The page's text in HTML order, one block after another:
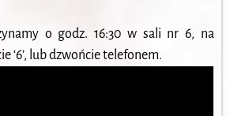
o godz. 16:30 w sali nr 6, na
‘6’, lub dzwońcie telefonem.